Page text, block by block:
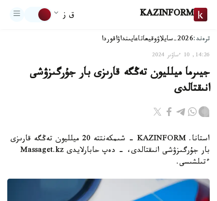
KAZINFORM ق ز
ترەند:2026-سايلاۋ وقيعاتاعايىنداۋاقوردا
14:26, 10 ءساۋىر 2024
جيىرما ميلليون تەڭگە قارىزى بار جۇرگىزۋشى
انىقتالدى
استانا. KAZINFORM - شىمكەنتتە 20 ميلليون تەڭگە قارىزى
بار جۇرگىزۋشى انىقتالدى، - دەپ حابارلايدى Massaget.kz
ءتىلشىسى.